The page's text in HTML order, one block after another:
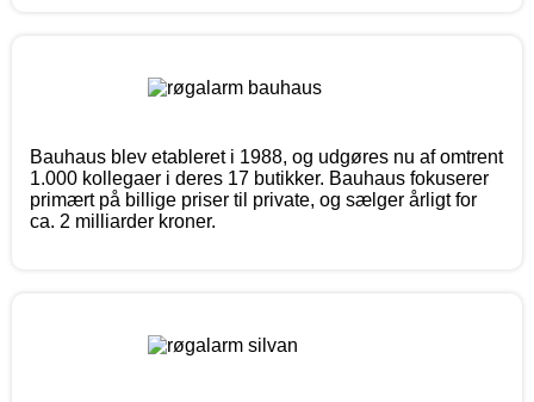
Bauhaus blev etableret i 1988, og udgøres nu af omtrent
1.000 kollegaer i deres 17 butikker. Bauhaus fokuserer
primært på billige priser til private, og sælger årligt for
ca. 2 milliarder kroner.